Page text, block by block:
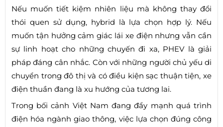
Nếu muốn tiết kiệm nhiên liệu mà không thay đổi
thói quen sử dụng, hybrid là lựa chọn hợp lý. Nếu
muốn tận hưởng cảm giác lái xe điện nhưng vẫn cần
sự linh hoạt cho những chuyến đi xa, PHEV là giải
pháp đáng cân nhắc. Còn với những người chủ yếu di
chuyển trong đô thị và có điều kiện sạc thuận tiện, xe
điện thuần đang là xu hướng của tương lai.
Trong bối cảnh Việt Nam đang đẩy mạnh quá trình
điện hóa ngành giao thông, việc lựa chọn đúng công